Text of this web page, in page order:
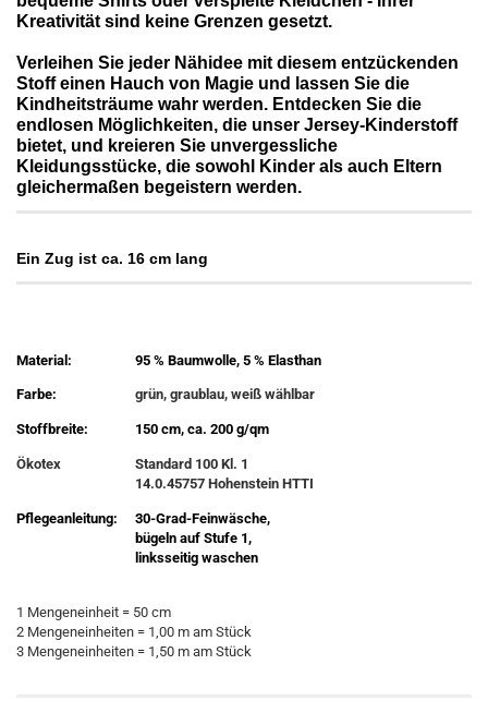
Kreativität sind keine Grenzen gesetzt.
Verleihen Sie jeder Nähidee mit diesem entzückenden
Stoff einen Hauch von Magie und lassen Sie die
Kindheitsträume wahr werden. Entdecken Sie die
endlosen Möglichkeiten, die unser Jersey-Kinderstoff
bietet, und kreieren Sie unvergessliche
Kleidungsstücke, die sowohl Kinder als auch Eltern
gleichermaßen begeistern werden.
Ein Zug ist ca. 16 cm lang
Material: 95 % Baumwolle, 5 % Elasthan
Farbe: grün, graublau, weiß wählbar
Stoffbreite: 150 cm, ca. 200 g/qm
Ökotex
Standard 100 Kl. 1
14.0.45757 Hohenstein HTTI
Pflegeanleitung:
30-Grad-Feinwäsche,
bügeln auf Stufe 1,
linksseitig waschen
1 Mengeneinheit = 50 cm
2 Mengeneinheiten = 1,00 m am Stück
3 Mengeneinheiten = 1,50 m am Stück